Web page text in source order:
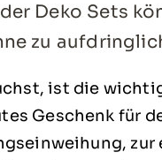
Deko Sets
zu
ist die
Geschenk für